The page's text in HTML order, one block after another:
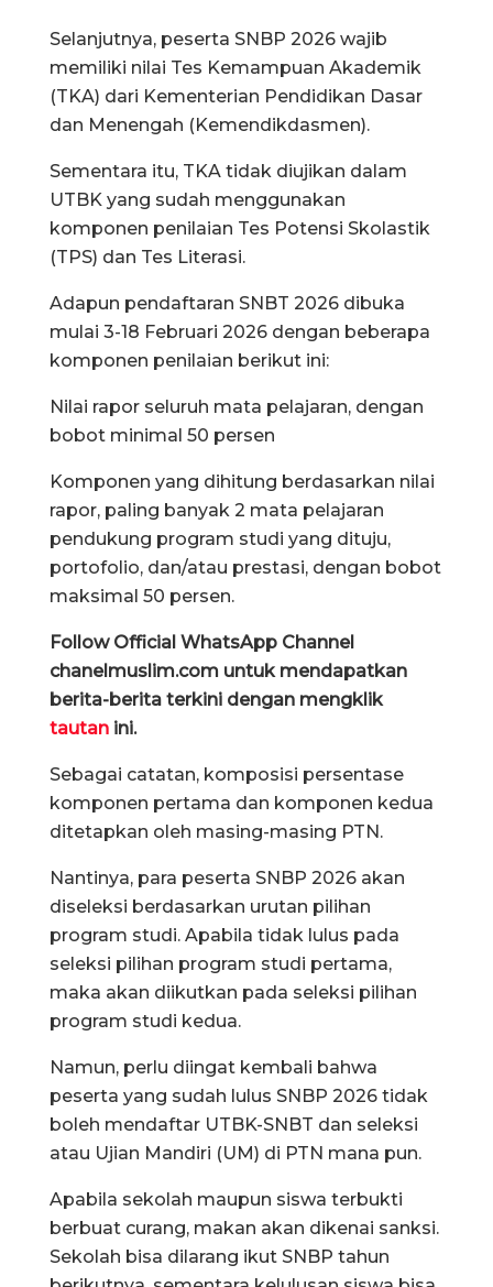
Selanjutnya, peserta SNBP 2026 wajib
memiliki nilai Tes Kemampuan Akademik
(TKA) dari Kementerian Pendidikan Dasar
dan Menengah (Kemendikdasmen).
Sementara itu, TKA tidak diujikan dalam
UTBK yang sudah menggunakan
komponen penilaian Tes Potensi Skolastik
(TPS) dan Tes Literasi.
Adapun pendaftaran SNBT 2026 dibuka
mulai 3-18 Februari 2026 dengan beberapa
komponen penilaian berikut ini:
Nilai rapor seluruh mata pelajaran, dengan
bobot minimal 50 persen
Komponen yang dihitung berdasarkan nilai
rapor, paling banyak 2 mata pelajaran
pendukung program studi yang dituju,
portofolio, dan/atau prestasi, dengan bobot
maksimal 50 persen.
Follow Official WhatsApp Channel
chanelmuslim.com untuk mendapatkan
berita-berita terkini dengan mengklik
tautan ini.
Sebagai catatan, komposisi persentase
komponen pertama dan komponen kedua
ditetapkan oleh masing-masing PTN.
Nantinya, para peserta SNBP 2026 akan
diseleksi berdasarkan urutan pilihan
program studi. Apabila tidak lulus pada
seleksi pilihan program studi pertama,
maka akan diikutkan pada seleksi pilihan
program studi kedua.
Namun, perlu diingat kembali bahwa
peserta yang sudah lulus SNBP 2026 tidak
boleh mendaftar UTBK-SNBT dan seleksi
atau Ujian Mandiri (UM) di PTN mana pun.
Apabila sekolah maupun siswa terbukti
berbuat curang, makan akan dikenai sanksi.
Sekolah bisa dilarang ikut SNBP tahun